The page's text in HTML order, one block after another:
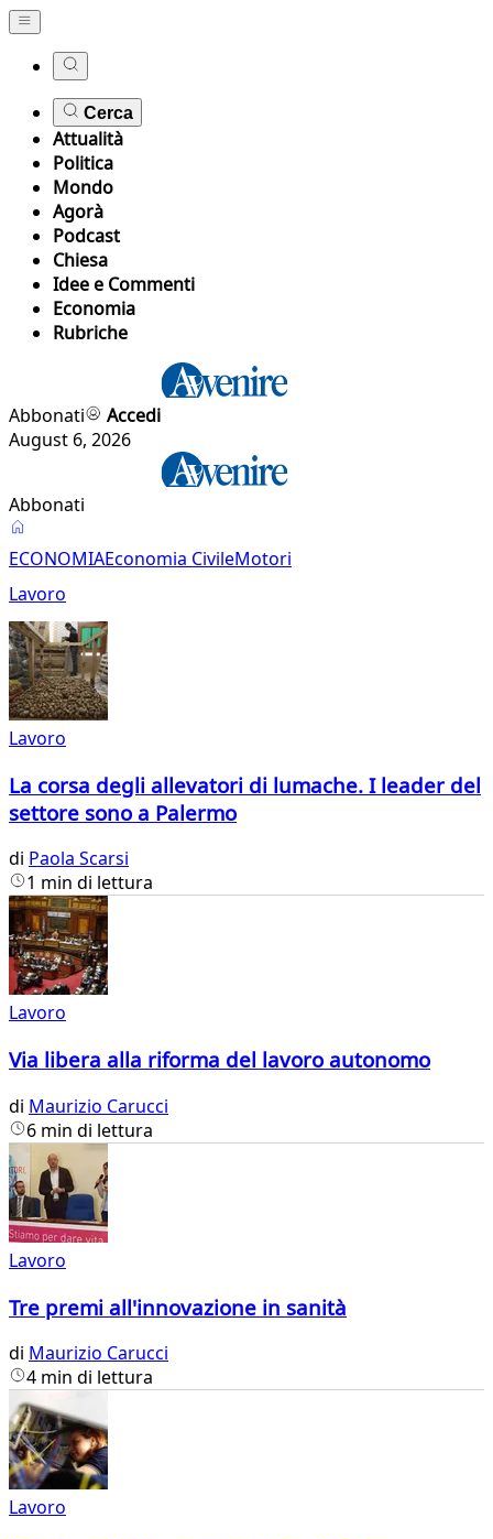
Cerca
Attualità
Politica
Mondo
Agorà
Podcast
Chiesa
Idee e Commenti
Economia
Rubriche
Abbonati
Accedi
August 6, 2026
Abbonati
Economia
ECONOMIAEconomia CivileMotori
Lavoro
Lavoro
La corsa degli allevatori di lumache. I leader del
settore sono a Palermo
di Paola Scarsi
1 min di lettura
Lavoro
Via libera alla riforma del lavoro autonomo
di Maurizio Carucci
6 min di lettura
Lavoro
Tre premi all'innovazione in sanità
di Maurizio Carucci
4 min di lettura
Lavoro